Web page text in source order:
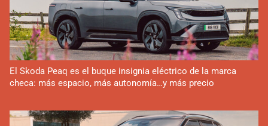
El Skoda Peaq es el buque insignia eléctrico de la marca
checa: más espacio, más autonomía…y más precio